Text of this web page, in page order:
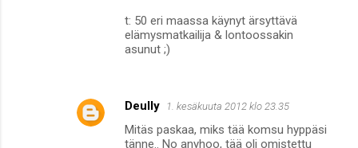
t: 50 eri maassa käynyt ärsyttävä
elämysmatkailija & lontoossakin
asunut ;)
Deully 1. kesäkuuta 2012 klo 23.35
Mitäs paskaa, miks tää komsu hyppäsi
tänne.. No anyhoo, tää oli omistettu